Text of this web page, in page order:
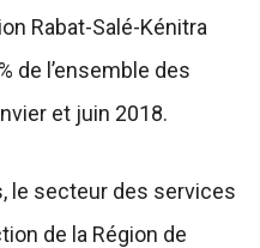
Rabat-Salé-Kénitra
de l’ensemble des
et juin 2018.
le secteur des services
de la Région de